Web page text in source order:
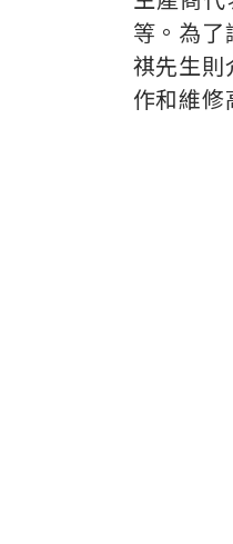
等。為
祺先生
作和維修